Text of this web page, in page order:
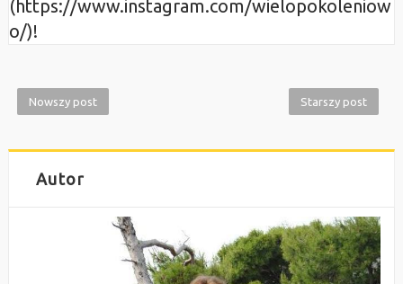
(https://www.instagram.com/wielopokoleniow
o/)!
Nowszy post Starszy post
Autor